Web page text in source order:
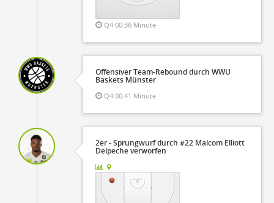
Q4 00:36 Minute
Offensiver Team-Rebound durch WWU
Baskets Münster
Q4 00:41 Minute
2er - Sprungwurf durch #22 Malcom Elliott
Delpeche verworfen